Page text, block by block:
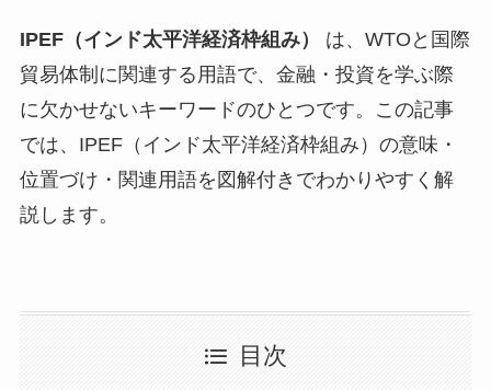
IPEF（インド太平洋経済枠組み）
は、WTOと国際
貿易体制に関連する用語で、金融・投資を学ぶ際
に欠かせないキーワードのひとつです。この記事
では、IPEF（インド太平洋経済枠組み）の意味・
位置づけ・関連用語を図解付きでわかりやすく解
説します。
目次